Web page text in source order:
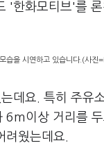
'한화모티브'를 론
습을 시연하고 있습니다.(사진
데요. 특히 주유
이상 거리를
웠는데요.